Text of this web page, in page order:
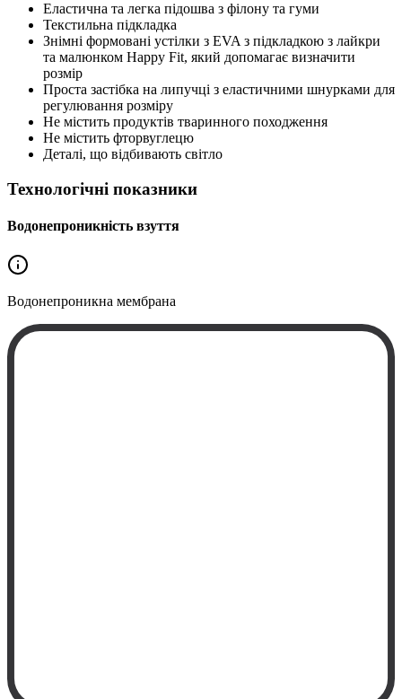
Еластична та легка підошва з філону та гуми
Текстильна підкладка
Знімні формовані устілки з EVA з підкладкою з лайкри
та малюнком Happy Fit, який допомагає визначити
розмір
Проста застібка на липучці з еластичними шнурками для
регулювання розміру
Не містить продуктів тваринного походження
Не містить фторвуглецю
Деталі, що відбивають світло
Технологічні показники
Водонепроникність взуття
Водонепроникна мембрана